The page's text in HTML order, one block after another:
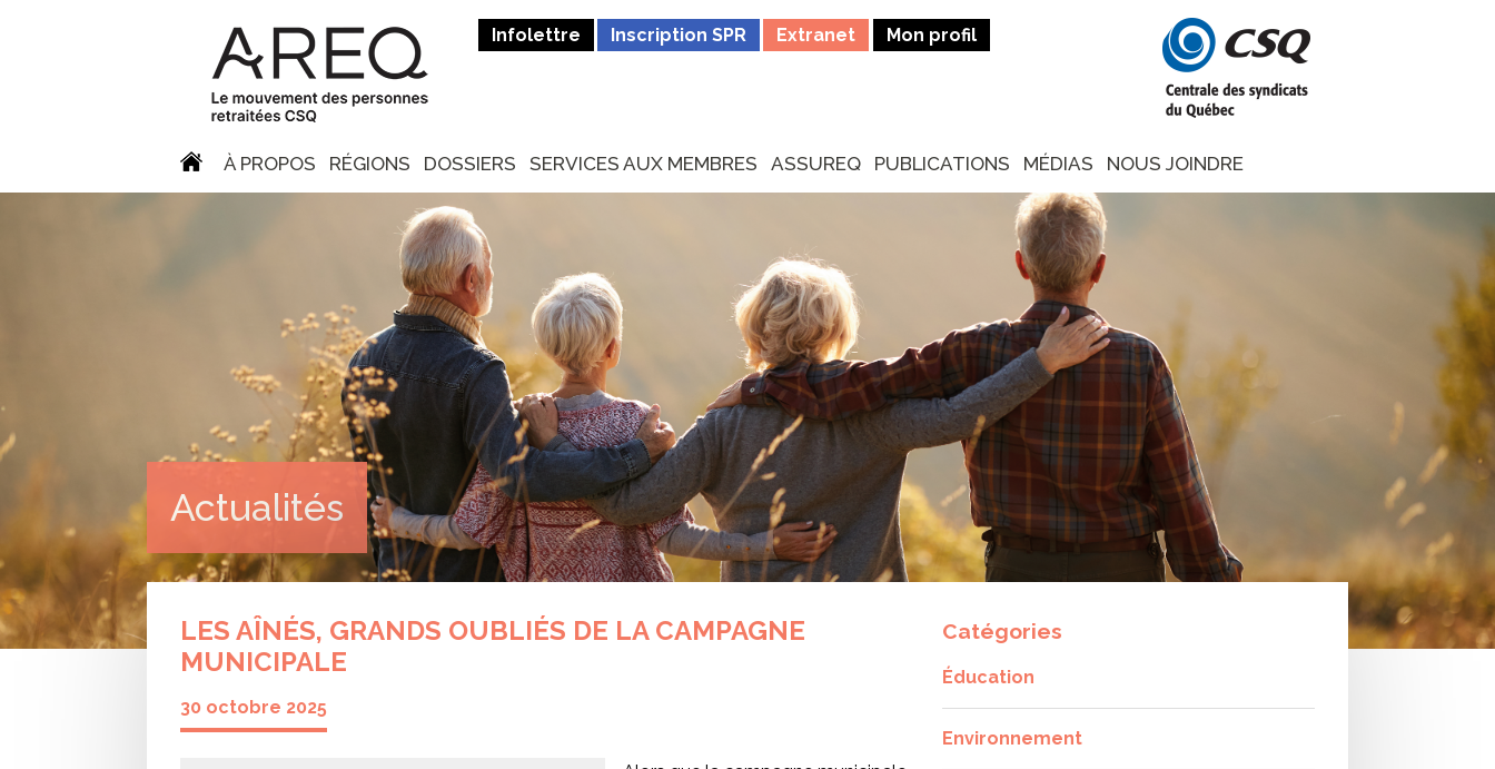
Infolettre Inscription SPR Extranet Mon profil
À PROPOS RÉGIONS DOSSIERS SERVICES AUX MEMBRES ASSUREQ PUBLICATIONS MÉDIAS NOUS JOINDRE
Actualités
LES AÎNÉS, GRANDS OUBLIÉS DE LA CAMPAGNE
MUNICIPALE
30 octobre 2025
Catégories
Éducation
Environnement